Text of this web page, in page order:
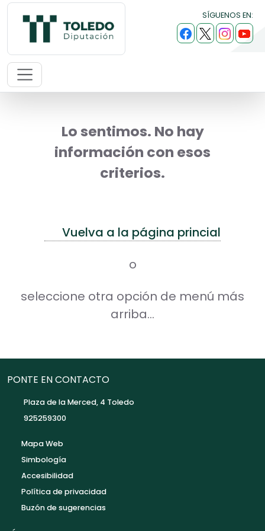
SÍGUENOS EN:
Lo sentimos. No hay
información con esos
criterios.
Vuelva a la página princial
o
seleccione otra opción de menú más
arriba...
PONTE EN CONTACTO
Plaza de la Merced, 4 Toledo
925259300
Mapa Web
Simbología
Accesibilidad
Política de privacidad
Buzón de sugerencias